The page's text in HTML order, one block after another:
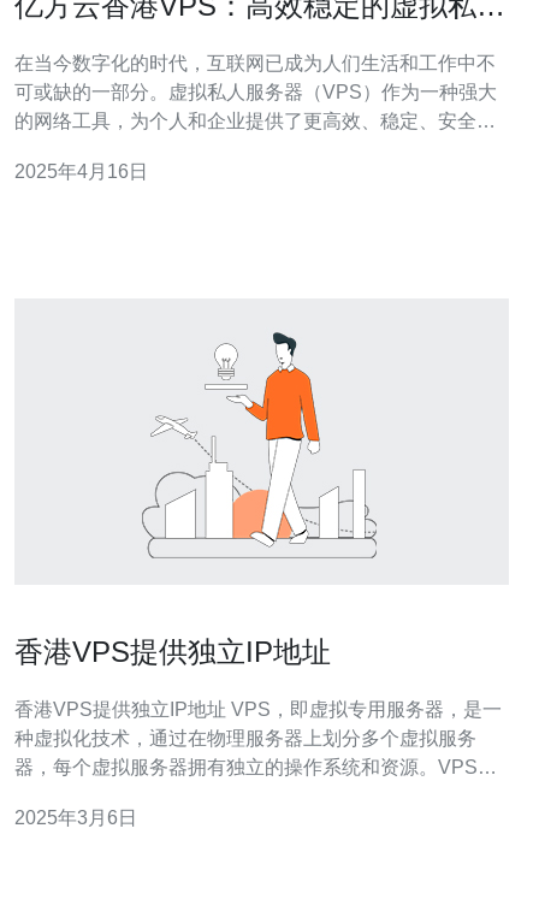
在当今数字化的时代，互联网已成为人们生活和工作中不
可或缺的一部分。虚拟私人服务器（VPS）作为一种强大
的网络工具，为个人和企业提供了更高效、稳定、安全的
它以其卓越的性能和可靠性在市场中脱颖而出。 亿方云香
2025年4月16日
香港VPS提供独立IP地址
香港VPS提供独立IP地址 VPS，即虚拟专用服务器，是一
种虚拟化技术，通过在物理服务器上划分多个虚拟服务
器，每个虚拟服务器拥有独立的操作系统和资源。VPS相
作为国际金融中心和亚洲主要的通信枢纽，具有良好的网
2025年3月6日